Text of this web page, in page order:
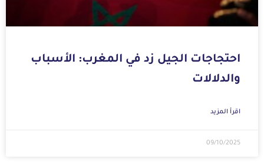
احتجاجات الجيل زد في المغرب: الأسباب
والدلالات
اقرأ المزيد
09/10/2025